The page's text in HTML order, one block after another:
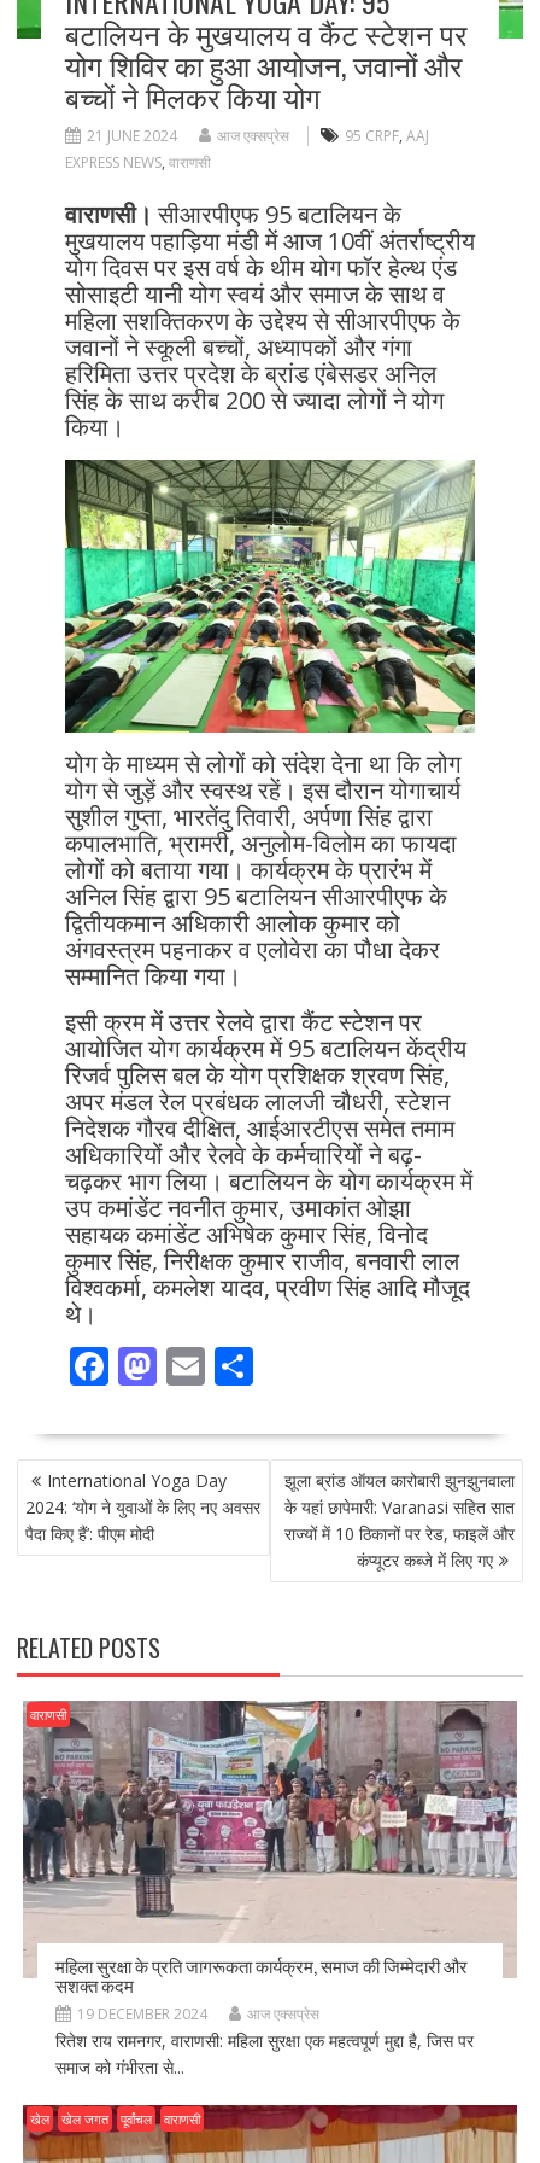
बटालियन के मुखयालय व कैंट स्टेशन पर
योग शिविर का हुआ आयोजन, जवानों और
बच्चों ने मिलकर किया योग
21 JUNE 2024 आज एक्सप्रेस 95 CRPF, AAJ
EXPRESS NEWS, वाराणसी
वाराणसी। सीआरपीएफ 95 बटालियन के
मुखयालय पहाड़िया मंडी में आज 10वीं अंतर्राष्ट्रीय
योग दिवस पर इस वर्ष के थीम योग फॉर हेल्थ एंड
सोसाइटी यानी योग स्वयं और समाज के साथ व
महिला सशक्तिकरण के उद्देश्य से सीआरपीएफ के
जवानों ने स्कूली बच्चों, अध्यापकों और गंगा
हरिमिता उत्तर प्रदेश के ब्रांड एंबेसडर अनिल
सिंह के साथ करीब 200 से ज्यादा लोगों ने योग
किया।
योग के माध्यम से लोगों को संदेश देना था कि लोग
योग से जुड़ें और स्वस्थ रहें। इस दौरान योगाचार्य
सुशील गुप्ता, भारतेंदु तिवारी, अर्पणा सिंह द्वारा
कपालभाति, भ्रामरी, अनुलोम-विलोम का फायदा
लोगों को बताया गया। कार्यक्रम के प्रारंभ में
अनिल सिंह द्वारा 95 बटालियन सीआरपीएफ के
द्वितीयकमान अधिकारी आलोक कुमार को
अंगवस्त्रम पहनाकर व एलोवेरा का पौधा देकर
सम्मानित किया गया।
इसी क्रम में उत्तर रेलवे द्वारा कैंट स्टेशन पर
आयोजित योग कार्यक्रम में 95 बटालियन केंद्रीय
रिजर्व पुलिस बल के योग प्रशिक्षक श्रवण सिंह,
अपर मंडल रेल प्रबंधक लालजी चौधरी, स्टेशन
निदेशक गौरव दीक्षित, आईआरटीएस समेत तमाम
अधिकारियों और रेलवे के कर्मचारियों ने बढ़-
चढ़कर भाग लिया। बटालियन के योग कार्यक्रम में
उप कमांडेंट नवनीत कुमार, उमाकांत ओझा
सहायक कमांडेंट अभिषेक कुमार सिंह, विनोद
कुमार सिंह, निरीक्षक कुमार राजीव, बनवारी लाल
विश्वकर्मा, कमलेश यादव, प्रवीण सिंह आदि मौजूद
थे।
F
e
b
o
o
M
to
d
o
n
E
ai
l
S
ar
POST
NAVIGATION
International Yoga Day
2024: ‘योग ने युवाओं के लिए नए अवसर
पैदा किए हैं’: पीएम मोदी
झूला ब्रांड ऑयल कारोबारी झुनझुनवाला
के यहां छापेमारी: Varanasi सहित सात
राज्यों में 10 ठिकानों पर रेड, फाइलें और
कंप्यूटर कब्जे में लिए गए
RELATED POSTS
वाराणसी
महिला सुरक्षा के प्रति जागरूकता कार्यक्रम, समाज की जिम्मेदारी और
सशक्त कदम
19 DECEMBER 2024 आज एक्सप्रेस
रितेश राय रामनगर, वाराणसी: महिला सुरक्षा एक महत्वपूर्ण मुद्दा है, जिस पर
समाज को गंभीरता से...
खेल खेल जगत पूर्वांचल वाराणसी